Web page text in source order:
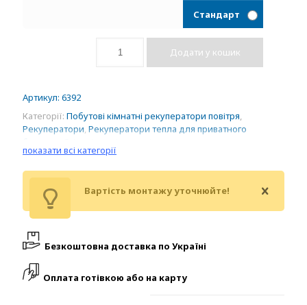
Стандарт
Додати у кошик
Артикул: 6392
Категорії: Побутові кімнатні рекуператори повітря,
Рекуператори, Рекуператори тепла для приватного
показати всі категорії
Вартість монтажу уточнюйте!
Безкоштовна доставка по Україні
Оплата готівкою або на карту